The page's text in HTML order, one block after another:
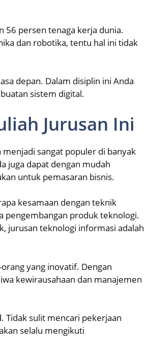
56 persen tenaga kerja dunia.
dan robotika, tentu hal ini tidak
depan. Dalam disiplin ini Anda
sistem digital.
Jurusan Ini
sangat populer di banyak
juga dapat dengan mudah
untuk pemasaran bisnis.
kesamaan dengan teknik
pengembangan produk teknologi.
jurusan teknologi informasi adalah
yang inovatif. Dengan
kewirausahaan dan manajemen
Tidak sulit mencari pekerjaan
selalu mengikuti